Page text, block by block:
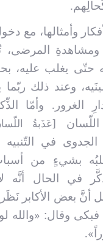
وأمثالها، مع
ومشاهدةِ المرضى،
حتّى يغلب عليه،
وعند ذلك ربّما
الغرور. وأمّا
[عَذَبةُ
في التّنبيه
بشيءٍ من أسباب
في الحال أنَّه
أنَّ بعض الأكابر
وقال: «والله